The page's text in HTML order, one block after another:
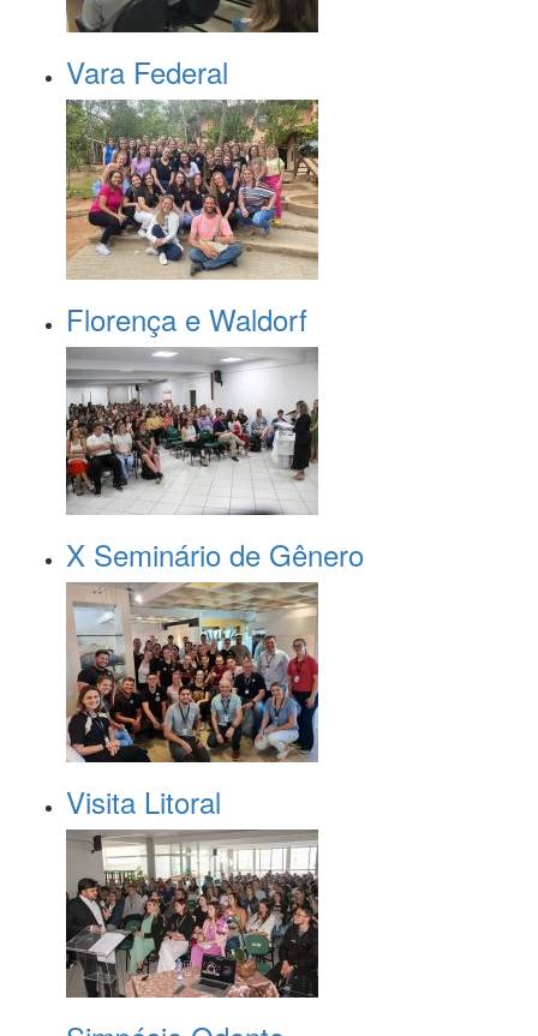
Vara Federal
Florença e Waldorf
X Seminário de Gênero
Visita Litoral